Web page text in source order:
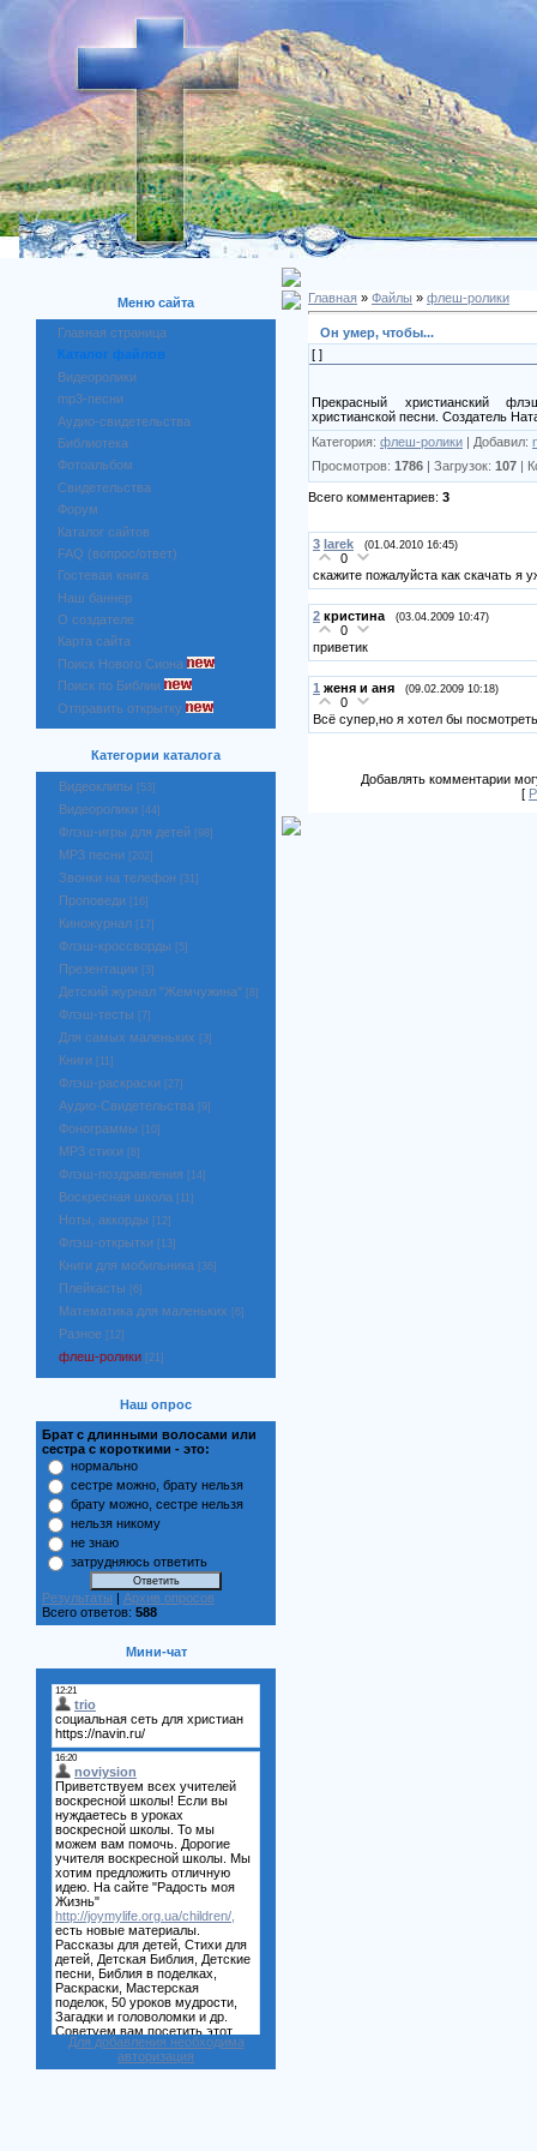
Меню сайта
Главная страница
Каталог файлов
Видеоролики
mp3-песни
Аудио-свидетельства
Библиотека
Фотоальбом
Свидетельства
Форум
Каталог сайтов
FAQ (вопрос/ответ)
Гостевая книга
Наш баннер
О создателе
Карта сайта
Поиск Нового Сиона
Поиск по Библии
Отправить открытку
Категории каталога
Видеоклипы [53]
Видеоролики [44]
Флэш-игры для детей [98]
MP3 песни [202]
Звонки на телефон [31]
Проповеди [16]
Киножурнал [17]
Флэш-кроссворды [5]
Презентации [3]
Детский журнал "Жемчужина" [8]
Флэш-тесты [7]
Для самых маленьких [3]
Книги [11]
Флэш-раскраски [27]
Аудио-Свидетельства [9]
Фонограммы [10]
MP3 стихи [8]
Флэш-поздравления [14]
Воскресная школа [11]
Ноты, аккорды [12]
Флэш-открытки [13]
Книги для мобильника [36]
Плейкасты [6]
Математика для маленьких [6]
Разное [12]
флеш-ролики [21]
Наш опрос
Брат с длинными волосами или
сестра с короткими - это:
нормально
сестре можно, брату нельзя
брату можно, сестре нельзя
нельзя никому
не знаю
затрудняюсь ответить
Результаты | Архив опросов
Всего ответов: 588
Мини-чат
Для добавления необходима
авторизация
Главная » Файлы » флеш-ролики
Он умер, чтобы...
[ ]
Прекрасный христианский
христианской песни. Создатель
Категория: флеш-ролики | Добавил:
Просмотров: 1786 | Загрузок: 107 |
Всего комментариев: 3
3 larek (01.04.2010 16:45)
0
скажите пожалуйста как скачать я
2 кристина (03.04.2009 10:47)
0
приветик
1 женя и аня (09.02.2009 10:18)
0
Всё супер,но я хотел бы
Добавлять комментарии
[